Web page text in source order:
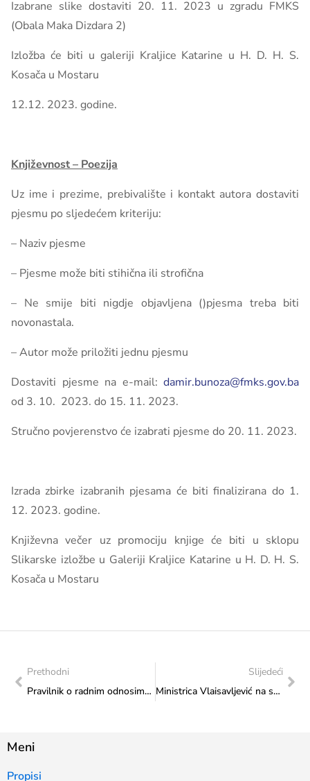
Izabrane slike dostaviti 20. 11. 2023 u zgradu FMKS
(Obala Maka Dizdara 2)
Izložba će biti u galeriji Kraljice Katarine u H. D. H. S.
Kosača u Mostaru
12.12. 2023. godine.
Književnost – Poezija
Uz ime i prezime, prebivalište i kontakt autora dostaviti
pjesmu po sljedećem kriteriju:
– Naziv pjesme
– Pjesme može biti stihična ili strofična
– Ne smije biti nigdje objavljena ()pjesma treba biti
novonastala.
– Autor može priložiti jednu pjesmu
Dostaviti pjesme na e-mail: damir.bunoza@fmks.gov.ba
od 3. 10. 2023. do 15. 11. 2023.
Stručno povjerenstvo će izabrati pjesme do 20. 11. 2023.
Izrada zbirke izabranih pjesama će biti finalizirana do 1.
12. 2023. godine.
Književna večer uz promociju knjige će biti u sklopu
Slikarske izložbe u Galeriji Kraljice Katarine u H. D. H. S.
Kosača u Mostaru
Prethodni
Pravilnik o radnim odnosima državnih službenika i namještenika Federalnog ministarstva kulture i športa
Slijedeći
Ministrica Vlaisavljević na sastanku s direktorom Festivala ulične umjetnosti, Alešom Kurtom
Meni
Propisi